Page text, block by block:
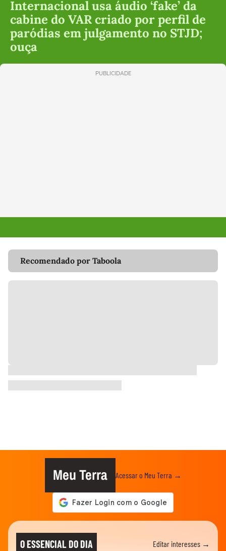
Internacional usa áudio ‘fake’ da
cabine do VAR criado por perfil de
paródias em julgamento no STJD;
ouça
PUBLICIDADE
Recomendado por Taboola
Meu Terra Acessar o Meu Terra →
O ESSENCIAL DO DIA Editar interesses →